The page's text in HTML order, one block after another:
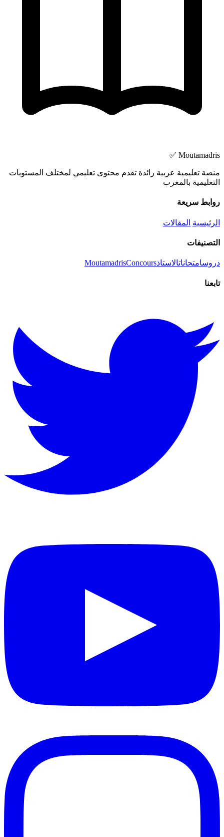
Moutamadris ✅
منصة تعليمية عربية رائدة تقدم محتوى تعليمي لمختلف المستوبات
التعليمية بالمغرب
روابط سريعة
الرئيسية المقالات
التصنيفات
دروسامتحاناتالاستاذ MoutamadrisConcours
تابعنا